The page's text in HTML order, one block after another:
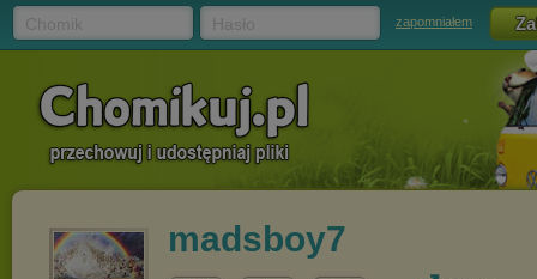
zapomniałem
madsboy7